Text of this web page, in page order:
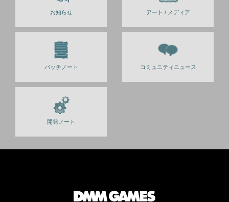
お知らせ アート / メディア
パッチノート コミュニティニュース
開発ノート